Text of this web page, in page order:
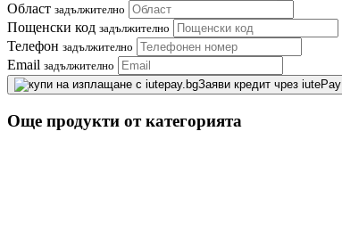
Област задължително
Пощенски код задължително
Телефон задължително
Email задължително
Заяви кредит чрез iutePay
Още продукти от категорията